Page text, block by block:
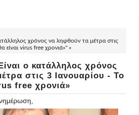
χρόνος να ληφθούν τα μέτρα στις
είναι virus free χρονιά»" »
ο κατάλληλος χρόνος
στις 3 Ιανουαρίου - Το
free χρονιά»